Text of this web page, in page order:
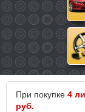
При покупке 4
руб.